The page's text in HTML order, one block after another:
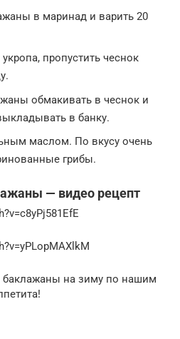
в маринад и варить 20
пропустить чеснок
обмакивать в чеснок и
в банку.
маслом. По вкусу очень
грибы.
— видео рецепт
баклажаны на зиму по нашим